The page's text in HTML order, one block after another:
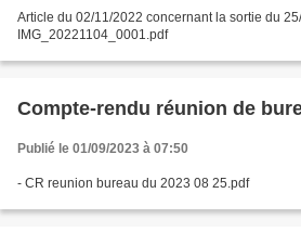
Article du 02/11/2022 concernant la sortie du
IMG_20221104_0001.pdf
Compte-rendu réunion de
Publié le 01/09/2023 à 07:50
- CR reunion bureau du 2023 08 25.pdf